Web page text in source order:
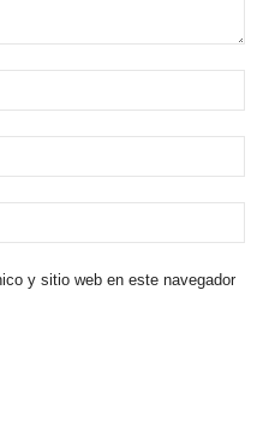
y sitio web en este navegador